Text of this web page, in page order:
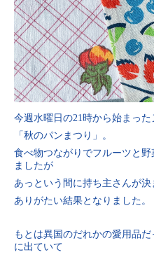
今週水曜日の21時から始まっ
「秋のパンまつり」。
食べ物つながりでフルーツと
ましたが
あっという間に持ち主さんが決
ありがたい結果となりました。
もとは異国のだれかの愛用品
に出ていて